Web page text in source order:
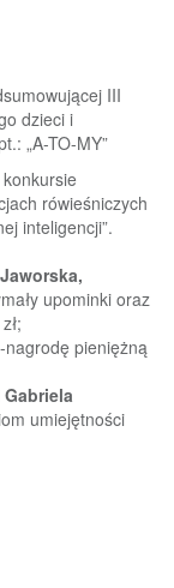
III
dzieci i
„A-TO-MY”
rówieśniczych
inteligencji”.
upominki oraz
nagrodę pieniężną
Gabriela
umiejętności